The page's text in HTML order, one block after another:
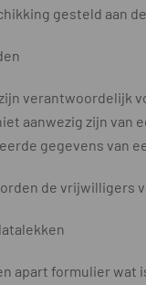
gesteld aan
verantwoordelijk
aanwezig zijn
gegevens van
de vrijwilligers
apart formulier wat